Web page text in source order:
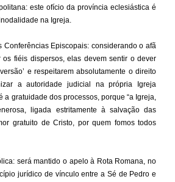
este ofício da província eclesiástica é
na Igreja.
Conferências Episcopais: considerando o afã
os fiéis dispersos, elas devem sentir o dever
e respeitarem absolutamente o direito
a autoridade judicial na própria Igreja
a gratuidade dos processos, porque “a Igreja,
ligada estritamente à salvação das
gratuito de Cristo, por quem fomos todos
será mantido o apelo à Rota Romana, no
jurídico de vínculo entre a Sé de Pedro e